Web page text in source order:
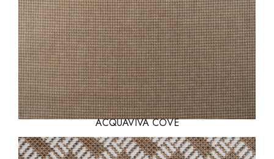
ACQUAVIVA COVE